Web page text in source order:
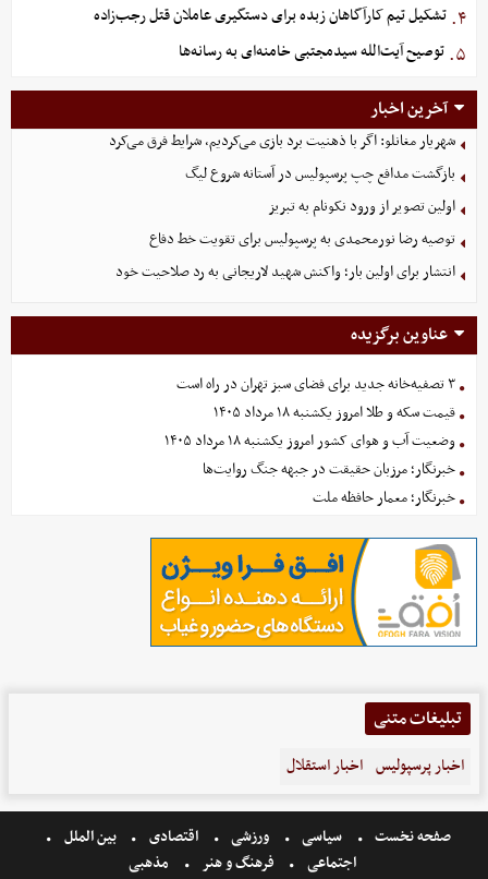
۴. تشکیل تیم کارآگاهان زبده برای دستگیری عاملان قتل رجب‌زاده
۵. توصیح آیت‌الله سیدمجتبی خامنه‌ای به رسانه‌ها
آخرین اخبار
شهریار مغانلو: اگر با ذهنیت برد بازی می‌کردیم، شرایط فرق می‌کرد
بازگشت مدافع چپ پرسپولیس در آستانه شروع لیگ
اولین تصویر از ورود نکونام به تبریز
توصیه رضا نورمحمدی به پرسپولیس برای تقویت خط دفاع
انتشار برای اولین بار؛ واکنش شهید لاریجانی به رد صلاحیت خود
عناوین برگزیده
۳ تصفیه‌خانه جدید برای فضای سبز تهران در راه است
قیمت سکه و طلا امروز یکشنبه ۱۸ مرداد ۱۴۰۵
وضعیت آب و هوای کشور امروز یکشنبه ۱۸ مرداد ۱۴۰۵
خبرنگار؛ مرزبان حقیقت در جبهه جنگ روایت‌ها
خبرنگار؛ معمار حافظه ملت
تبلیغات متنی
اخبار پرسپولیس اخبار استقلال
صفحه نخست سیاسی ورزشی اقتصادی
بین الملل
اجتماعی
فرهنگ و هنر مذهبی